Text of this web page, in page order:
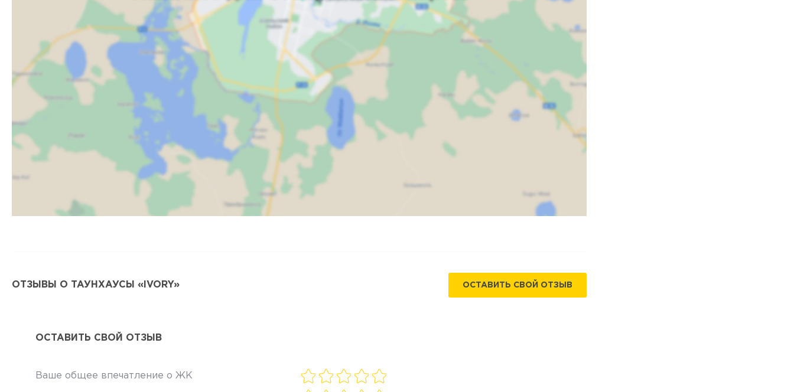
Карта Спутник
ОТЗЫВЫ О ТАУНХАУСЫ «IVORY» ОСТАВИТЬ СВОЙ ОТЗЫВ
ОСТАВИТЬ СВОЙ ОТЗЫВ
Ваше общее впечатление о ЖК